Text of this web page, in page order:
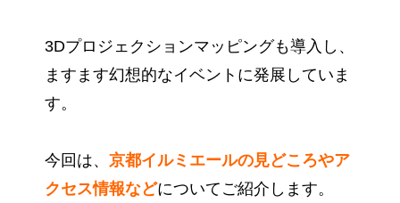
3Dプロジェクションマッピングも導入し、
ますます幻想的なイベントに発展していま
す。
今回は、 京都イルミエールの見どころやア
クセス情報などについてご紹介します。